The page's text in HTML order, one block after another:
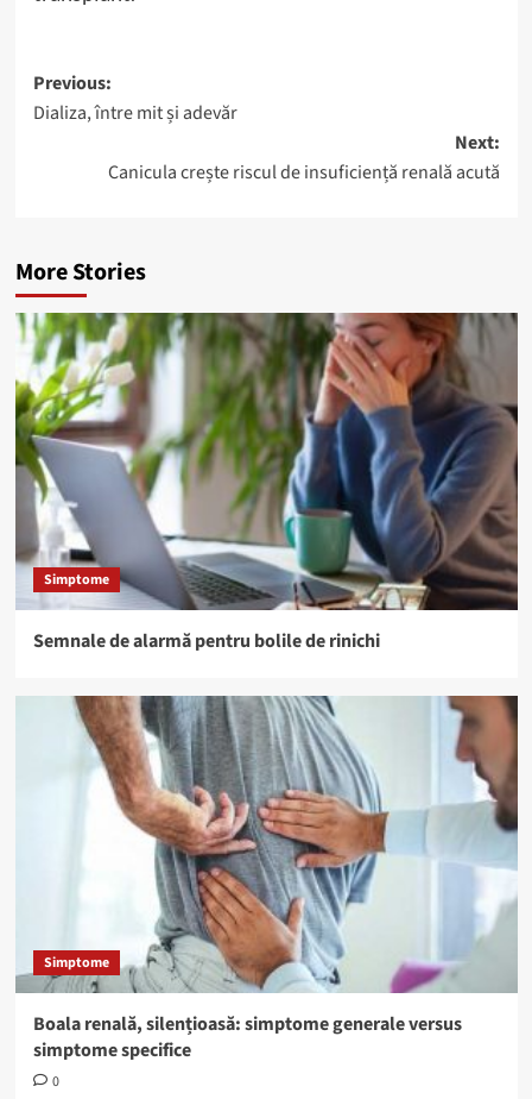
Post
navigation
Previous:
Dializa, între mit și adevăr
Next:
Canicula crește riscul de insuficiență renală acută
More Stories
Simptome
Semnale de alarmă pentru bolile de rinichi
Simptome
Boala renală, silențioasă: simptome generale versus
simptome specifice
0